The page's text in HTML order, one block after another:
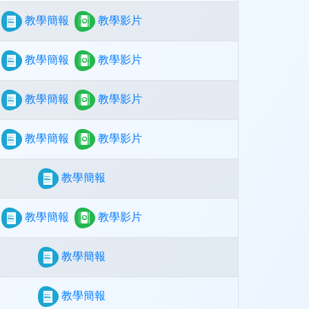
教學簡報 教學影片
教學簡報 教學影片
教學簡報 教學影片
教學簡報 教學影片
教學簡報
教學簡報 教學影片
教學簡報
教學簡報